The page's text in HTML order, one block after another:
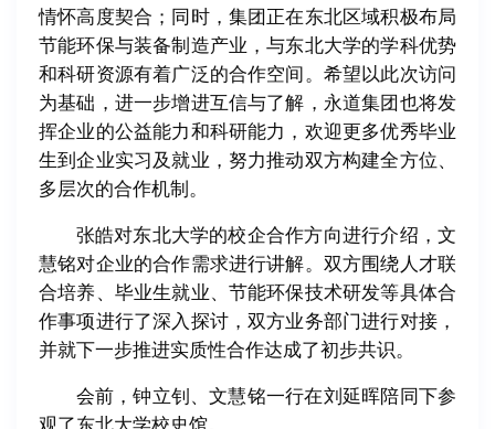
情怀高度契合；同时，集团正在东北区域积极布局
节能环保与装备制造产业，与东北大学的学科优势
和科研资源有着广泛的合作空间。希望以此次访问
为基础，进一步增进互信与了解，永道集团也将发
挥企业的公益能力和科研能力，欢迎更多优秀毕业
生到企业实习及就业，努力推动双方构建全方位、
多层次的合作机制。
张皓对东北大学的校企合作方向进行介绍，文
慧铭对企业的合作需求进行讲解。双方围绕人才联
合培养、毕业生就业、节能环保技术研发等具体合
作事项进行了深入探讨，双方业务部门进行对接，
并就下一步推进实质性合作达成了初步共识。
会前，钟立钊、文慧铭一行在刘延晖陪同下参